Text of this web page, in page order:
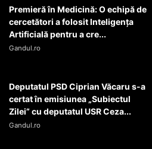
Premieră în Medicină: O echipă de
cercetători a folosit Inteligența
Artificială pentru a cre...
Gandul.ro
Deputatul PSD Ciprian Văcaru s-a
certat în emisiunea „Subiectul
Zilei” cu deputatul USR Ceza...
Gandul.ro